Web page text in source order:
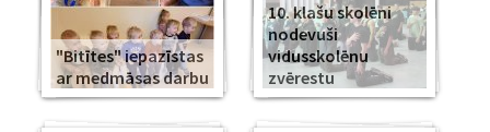
"Bitītes" iepazīstas
ar medmāsas darbu
10. klašu skolēni
nodevuši
vidusskolēnu
zvērestu